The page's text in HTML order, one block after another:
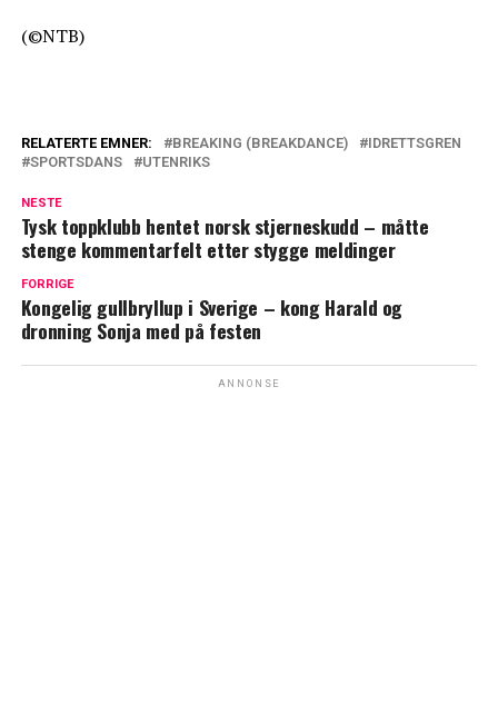
(©NTB)
RELATERTE EMNER: BREAKING (BREAKDANCE)
IDRETTSGREN
SPORTSDANS
UTENRIKS
NESTE
Tysk toppklubb hentet norsk stjerneskudd – måtte
stenge kommentarfelt etter stygge meldinger
FORRIGE
Kongelig gullbryllup i Sverige – kong Harald og
dronning Sonja med på festen
ANNONSE